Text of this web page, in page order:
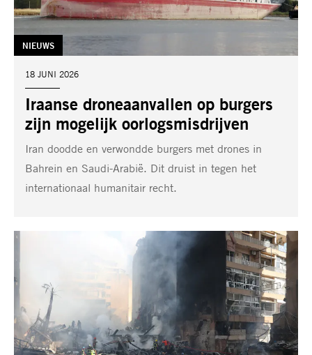
Iraanse droneaanvallen op burgers
zijn mogelijk oorlogsmisdrijven
TAG:
NIEUWS
DATUM:
18 JUNI 2026
Iran doodde en verwondde burgers met drones in
Bahrein en Saudi-Arabië. Dit druist in tegen het
internationaal humanitair recht.